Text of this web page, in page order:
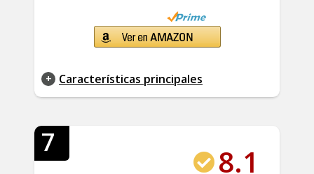
Características principales
7
8.1